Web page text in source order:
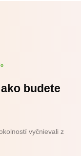
budete
vyčnievali z